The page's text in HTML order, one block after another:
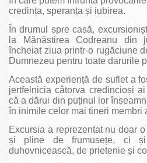
credința, speranța și iubirea.
În drumul spre casă,
la Mănăstirea Codreanu din
încheiat ziua printr-o rugăciune
Dumnezeu pentru toate darurile
Această experiență de suflet a
jertfelnicia câtorva credincioși
că a dărui din puținul lor
în inimile celor mai tineri membri
Excursia a reprezentat nu doar
și pline de frumusețe, ci
duhovnicească, de prietenie și